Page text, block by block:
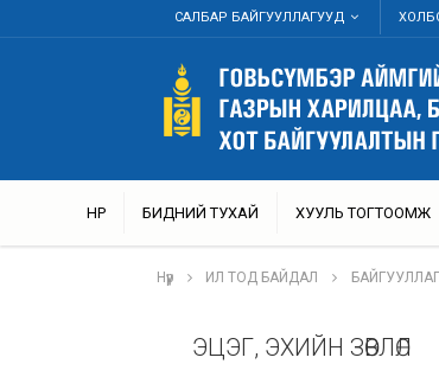
САЛБАР БАЙГУУЛЛАГУУД
НҮҮР БИДНИЙ ТУХАЙ ХУУЛЬ ТОГТООМЖ
Нүүр ИЛ ТОД БАЙДАЛ
ЭЦЭГ, ЭХИЙН ЗӨВЛӨЛ